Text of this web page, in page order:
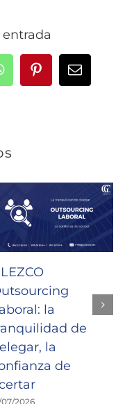
PinterestCorreo
la
de
la
de
07/2026